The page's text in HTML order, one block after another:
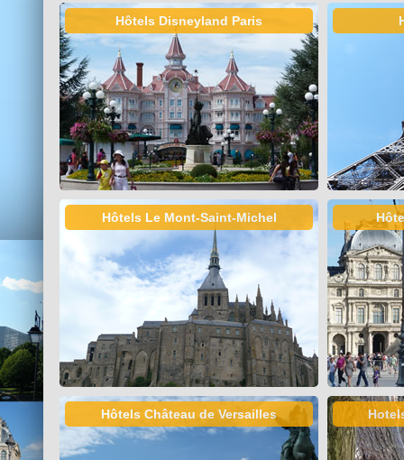
Hôtels Disneyland Paris
Hôtels Le Mont-Saint-Michel
Hôtels Château de Versailles